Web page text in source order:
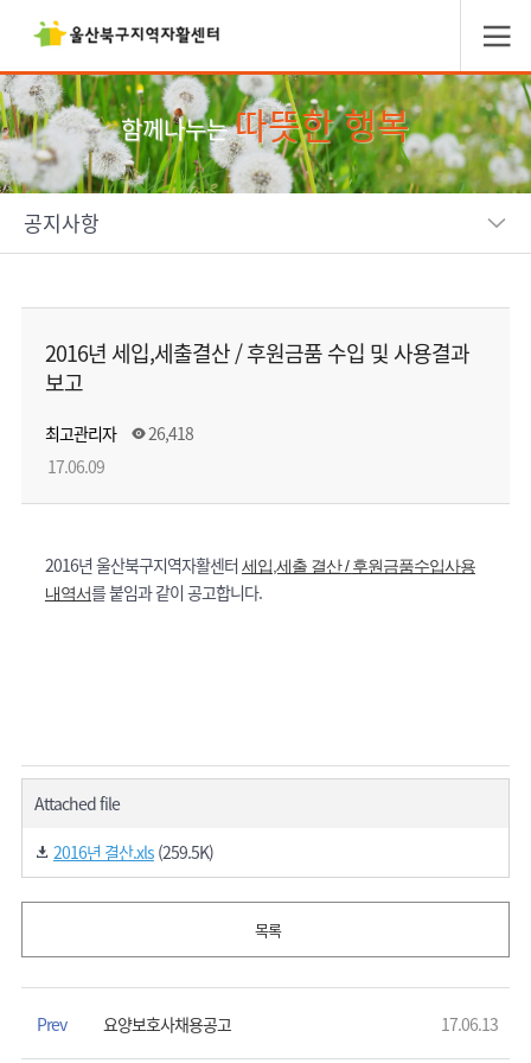
함께나누는따뜻한 행복
공지사항
2016년 세입,세출결산 / 후원금품 수입 및 사용결과
보고
최고관리자
26,418
17.06.09
2016년 울산북구지역자활센터 세입,세출 결산 /후원금품수입사용
내역서를 붙임과 같이 공고합니다.
Attached file
2016년 결산.xls(259.5K)
목록
Prev 요양보호사채용공고 17.06.13